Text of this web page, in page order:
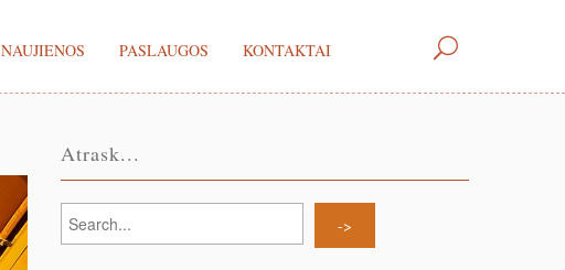
NAUJIENOS PASLAUGOS KONTAKTAI
Atrask...